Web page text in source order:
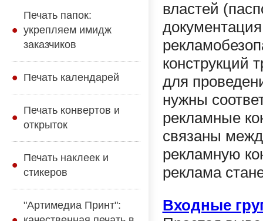
Печать папок:
укрепляем имидж
заказчиков
Печать календарей
Печать конвертов и
открыток
Печать наклеек и
стикеров
"Артимедиа Принт":
властей
конструкций
для
нужны
рекламные
связаны
рекламную
реклама
Входные